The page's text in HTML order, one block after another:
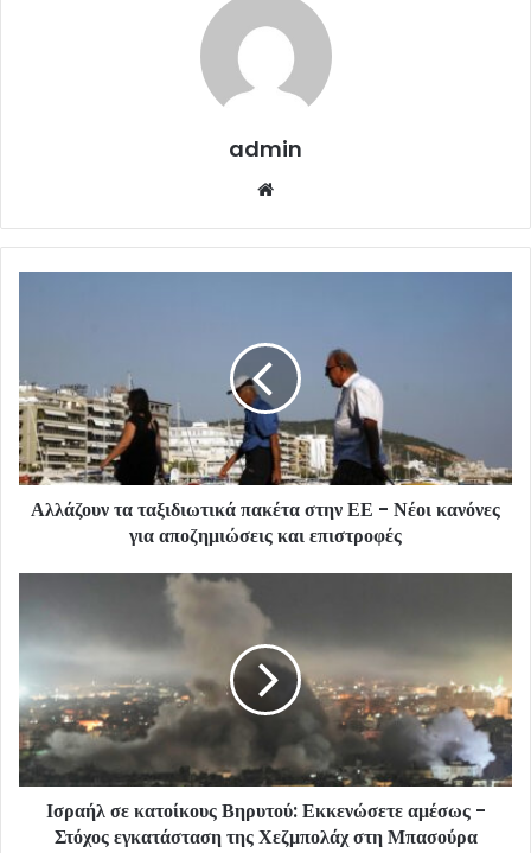
admin
Αλλάζουν τα ταξιδιωτικά πακέτα στην ΕΕ - Νέοι κανόνες
για αποζημιώσεις και επιστροφές
Ισραήλ σε κατοίκους Βηρυτού: Εκκενώσετε αμέσως -
Στόχος εγκατάσταση της Χεζμπολάχ στη Μπασούρα